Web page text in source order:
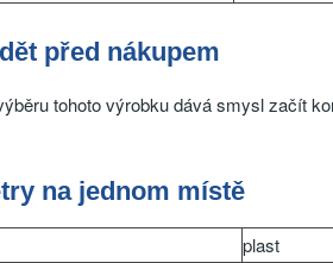
před nákupem
tohoto výrobku dává smysl začít
na jednom místě
plast